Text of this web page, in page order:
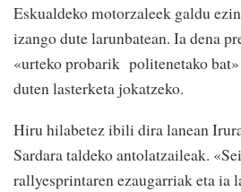
Eskualdeko motorzaleek galdu
izango dute larunbatean. Ia dena
«urteko probarik politenetako
duten lasterketa jokatzeko.
Hiru hilabetez ibili dira lanean
Sardara taldeko antolatzaileak.
rallyesprintaren ezaugarriak eta ia